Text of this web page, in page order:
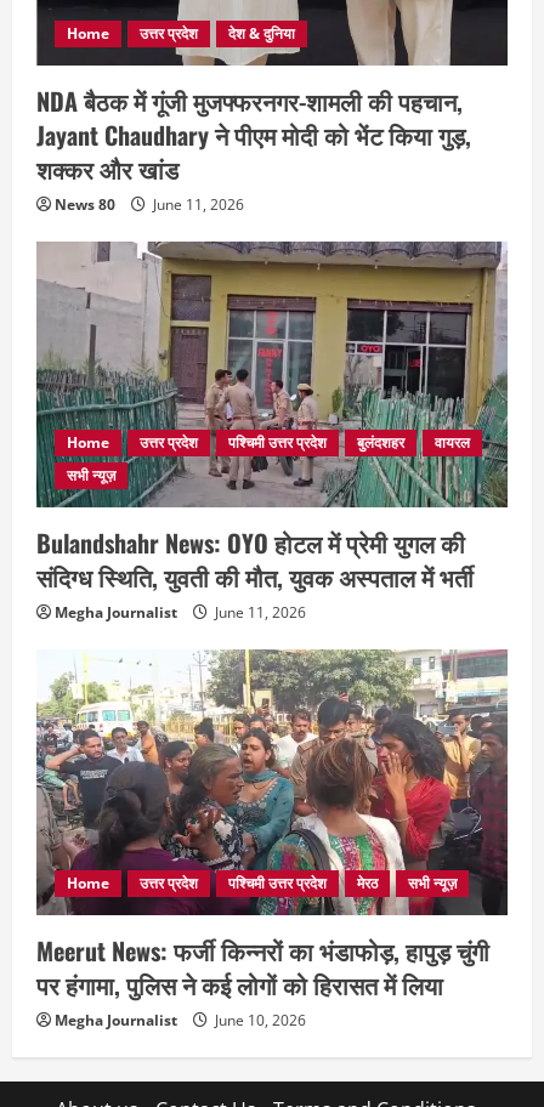
Home उत्तर प्रदेश देश & दुनिया
NDA बैठक में गूंजी मुजफ्फरनगर-शामली की पहचान,
Jayant Chaudhary ने पीएम मोदी को भेंट किया गुड़,
शक्कर और खांड
News 80 June 11, 2026
Home उत्तर प्रदेश पश्चिमी उत्तर प्रदेश बुलंदशहर
वायरल
सभी न्यूज़
Bulandshahr News: OYO होटल में प्रेमी युगल की
संदिग्ध स्थिति, युवती की मौत, युवक अस्पताल में भर्ती
Megha Journalist June 11, 2026
Home उत्तर प्रदेश पश्चिमी उत्तर प्रदेश मेरठ सभी न्यूज़
Meerut News: फर्जी किन्नरों का भंडाफोड़, हापुड़ चुंगी
पर हंगामा, पुलिस ने कई लोगों को हिरासत में लिया
Megha Journalist June 10, 2026